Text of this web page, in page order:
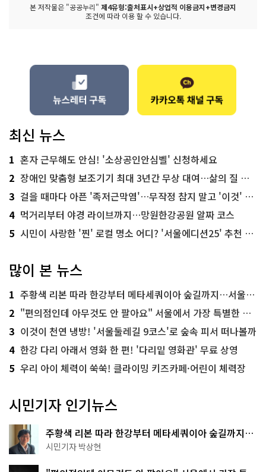
본 저작물은 "공공누리" 제4유형:출처표시+상업적 이용금지+변경금지
조건에 따라 이용 할 수 있습니다.
최신 뉴스
1 혼자 근무해도 안심! '소상공인안심벨' 신청하세요
2 장애인 맞춤형 보조기기 최대 3년간 무상 대여…삶의 질 높인다
3 걸을 때마다 아픈 '족저근막염'…무작정 참지 말고 '이것' 해보세요!
4 먹거리부터 야경 라이브까지…망원한강공원 알짜 코스
5 시민이 사랑한 '찐' 로컬 명소 어디? '서울에디션25' 추천 코스
많이 본 뉴스
1 주황색 리본 따라 한강부터 메타세쿼이아 숲길까지…서울둘레길 15코스
2 "편의점인데 아무것도 안 팔아요" 서울에서 가장 특별한 편의점의 정체
3 이것이 천연 냉방! '서울둘레길 9코스'로 숲속 피서 떠나볼까
4 한강 다리 아래서 영화 한 편! '다리밑 영화관' 무료 상영
5 우리 아이 체력이 쑥쑥! 클라이밍 키즈카페·어린이 체력장
시민기자 인기뉴스
주황색 리본 따라 한강부터 메타세쿼이아 숲길까지…
서울둘레길 15코스
시민기자 박상현